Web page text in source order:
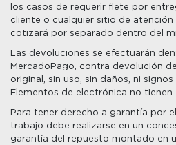
los casos de requerir flete por
cliente o cualquier sitio de atención
cotizará por separado dentro del
Las devoluciones se efectuarán
MercadoPago, contra devolución
original, sin uso, sin daños, ni
Elementos de electrónica no tienen
Para tener derecho a garantía por
trabajo debe realizarse en un
garantía del repuesto montado en